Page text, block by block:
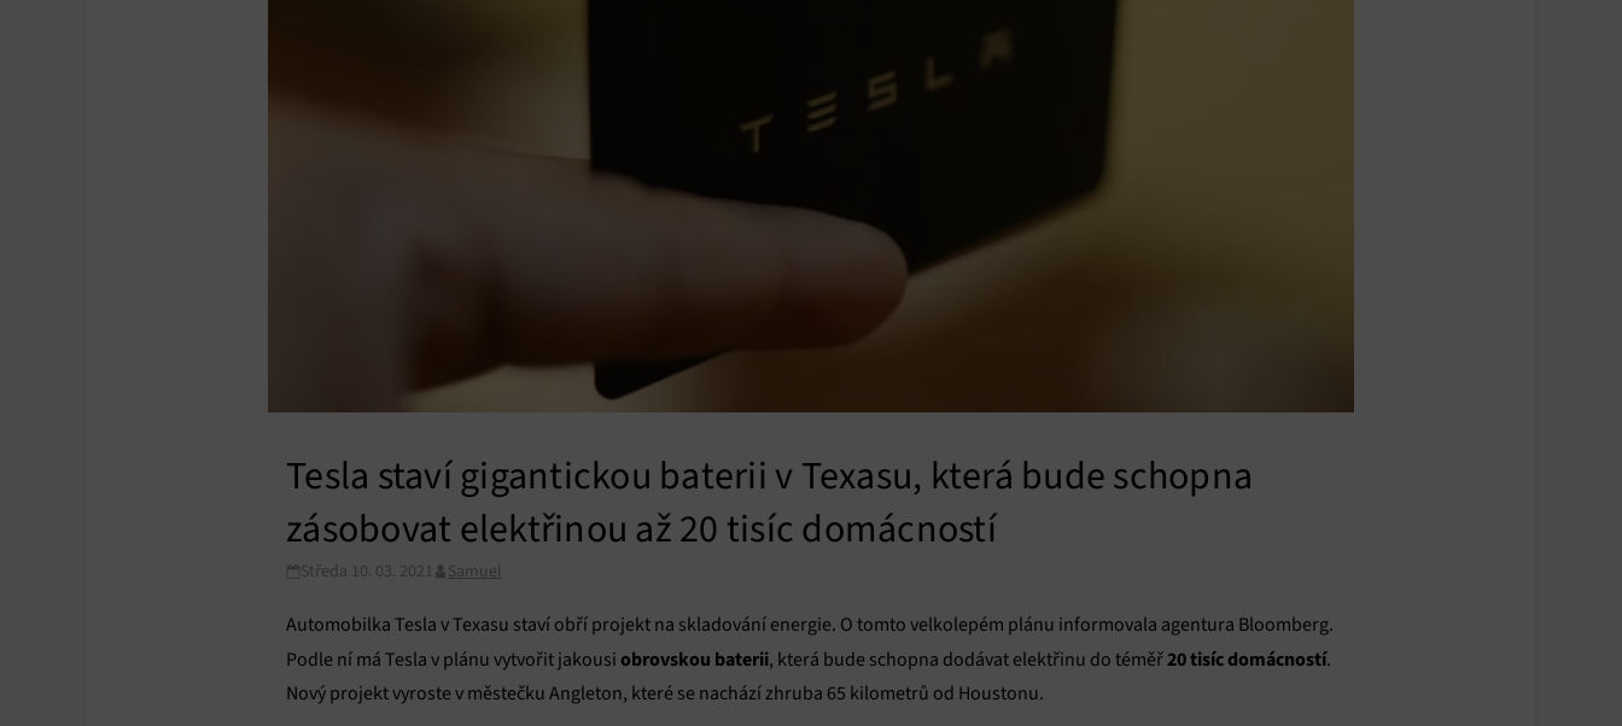
Tesla staví gigantickou baterii v Texasu, která bude schopna
zásobovat elektřinou až 20 tisíc domácností
Středa 10. 03. 2021 Samuel
Automobilka Tesla v Texasu staví obří projekt na skladování energie. O tomto velkolepém plánu informovala agentura Bloomberg.
Podle ní má Tesla v plánu vytvořit jakousi obrovskou baterii, která bude schopna dodávat elektřinu do téměř20 tisíc domácností.
Nový projekt vyroste v městečku Angleton, které se nachází zhruba 65 kilometrů od Houstonu.